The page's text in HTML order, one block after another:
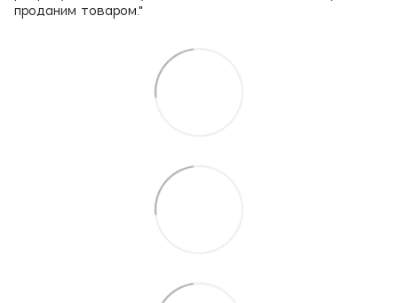
проданим товаром."